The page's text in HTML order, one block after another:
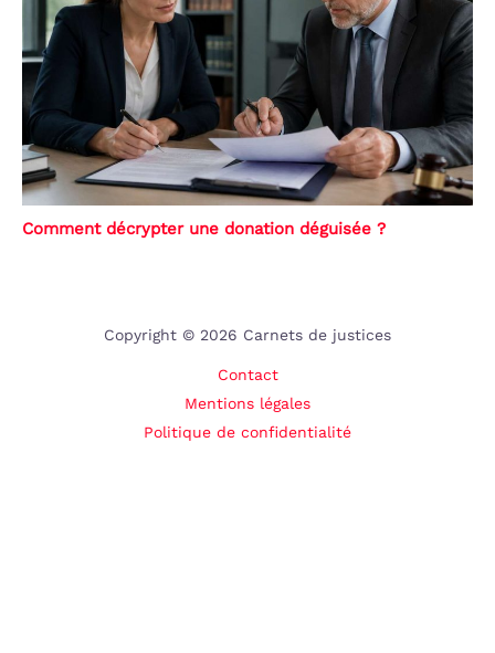
Comment décrypter une donation déguisée ?
Copyright © 2026 Carnets de justices
Contact
Mentions légales
Politique de confidentialité